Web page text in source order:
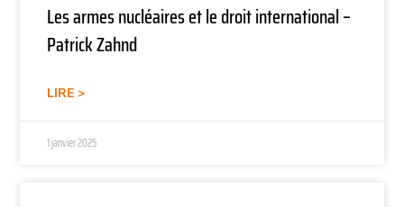
Les armes nucléaires et le droit international –
Patrick Zahnd
LIRE >
1 janvier 2025